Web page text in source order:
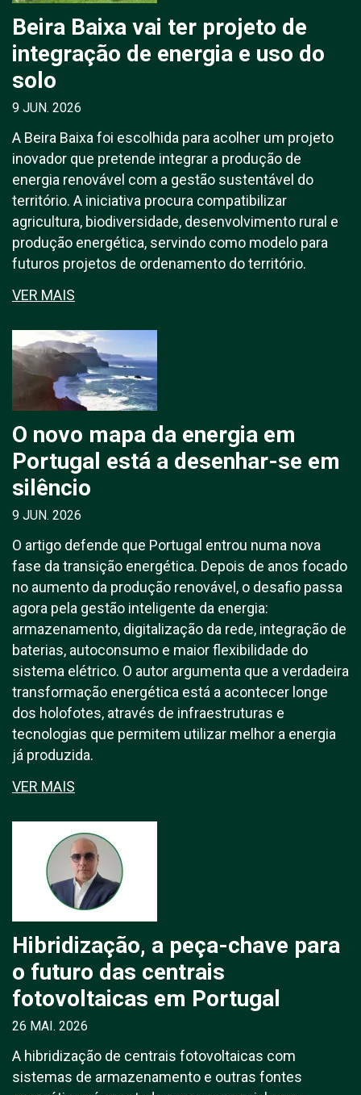
Beira Baixa vai ter projeto de
integração de energia e uso do
solo
9 JUN. 2026
A Beira Baixa foi escolhida para acolher um projeto
inovador que pretende integrar a produção de
energia renovável com a gestão sustentável do
território. A iniciativa procura compatibilizar
agricultura, biodiversidade, desenvolvimento rural e
produção energética, servindo como modelo para
futuros projetos de ordenamento do território.
VER MAIS
O novo mapa da energia em
Portugal está a desenhar-se em
silêncio
9 JUN. 2026
O artigo defende que Portugal entrou numa nova
fase da transição energética. Depois de anos focado
no aumento da produção renovável, o desafio passa
agora pela gestão inteligente da energia:
armazenamento, digitalização da rede, integração de
baterias, autoconsumo e maior flexibilidade do
sistema elétrico. O autor argumenta que a verdadeira
transformação energética está a acontecer longe
dos holofotes, através de infraestruturas e
tecnologias que permitem utilizar melhor a energia
já produzida.
VER MAIS
Hibridização, a peça-chave para
o futuro das centrais
fotovoltaicas em Portugal
26 MAI. 2026
A hibridização de centrais fotovoltaicas com
sistemas de armazenamento e outras fontes